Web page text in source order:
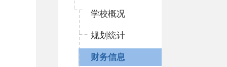
学校概况
规划统计
财务信息